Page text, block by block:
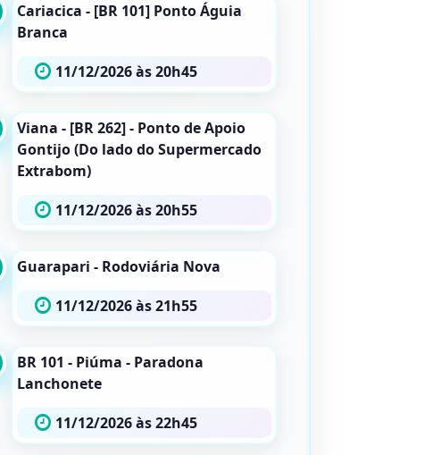
Cariacica - [BR 101] Ponto Águia
Branca
11/12/2026 às 20h45
Viana - [BR 262] - Ponto de Apoio
Gontijo (Do lado do Supermercado
Extrabom)
11/12/2026 às 20h55
Guarapari - Rodoviária Nova
11/12/2026 às 21h55
BR 101 - Piúma - Paradona
Lanchonete
11/12/2026 às 22h45